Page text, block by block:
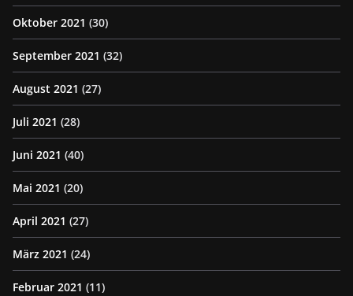
Oktober 2021 (30)
September 2021 (32)
August 2021 (27)
Juli 2021 (28)
Juni 2021 (40)
Mai 2021 (20)
April 2021 (27)
März 2021 (24)
Februar 2021 (11)